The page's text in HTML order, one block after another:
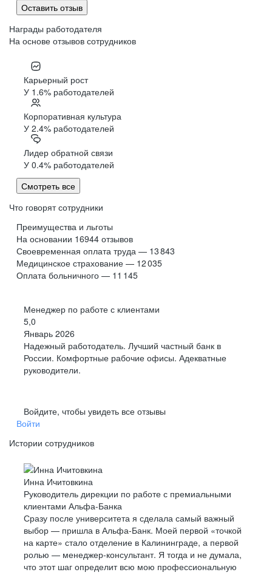
Оставить отзыв
Награды работодателя
На основе отзывов сотрудников
Карьерный рост
У 1.6% работодателей
Корпоративная культура
У 2.4% работодателей
Лидер обратной связи
У 0.4% работодателей
Смотреть все
Что говорят сотрудники
Преимущества и льготы
На основании 16944 отзывов
Своевременная оплата труда — 13 843
Медицинское страхование — 12 035
Оплата больничного — 11 145
Менеджер по работе с клиентами
5,0
Январь 2026
Надежный работодатель. Лучший частный банк в
России. Комфортные рабочие офисы. Адекватные
руководители.
Войдите, чтобы увидеть все отзывы
Войти
Истории сотрудников
Инна Ичитовкина
Руководитель дирекции по работе с премиальными
клиентами Альфа-Банка
Сразу после университета я сделала самый важный
выбор — пришла в Альфа-Банк. Моей первой «точкой
на карте» стало отделение в Калининграде, а первой
ролью — менеджер-консультант. Я тогда и не думала,
что этот шаг определит всю мою профессиональную